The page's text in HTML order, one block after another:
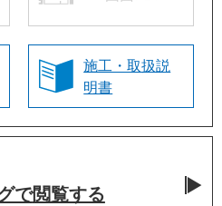
施工・取扱説
明書
で閲覧する